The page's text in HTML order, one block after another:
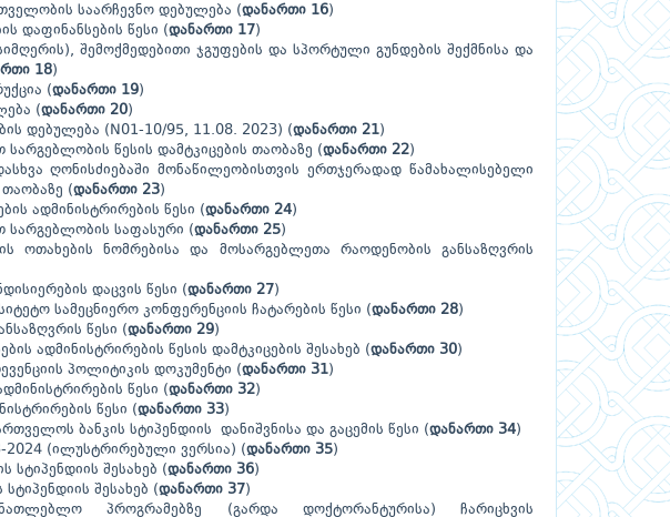
საარჩევნო დებულება (დანართი 16)
დაფინანსების წესი (დანართი 17 )
შემოქმედებითი ჯგუფების და სპორტული გუნდების შექმნისა და
18)
(დანართი 19)
(დანართი 20)
დებულება (N01-10/95, 11.08. 2023) (დანართი 21)
წესის დამტკიცების თაობაზე (დანართი 22)
ღონისძიებაში მონაწილეობისთვის ერთჯერადად წამახალისებელი
(დანართი 23)
ადმინისტრირების წესი (დანართი 24)
სარგებლობის საფასური (დანართი 25)
ოთახების ნომრებისა და მოსარგებლეთა რაოდენობის განსაზღვრის
დაცვის წესი (დანართი 27 )
სამეცნიერო კონფერენციის ჩატარების წესი (დანართი 28)
წესი (დანართი 29)
ადმინისტრირების წესის დამტკიცების შესახებ (დანართი 30)
პოლიტიკის დოკუმენტი (დანართი 31)
წესი (დანართი 32)
წესი (დანართი 33)
ბანკის სტიპენდიის დანიშვნისა და გაცემის წესი (დანართი 34)
2024 (ილუსტრირებული ვერსია) (დანართი 35)
შესახებ (დანართი 36)
შესახებ (დანართი 37 )
პროგრამებზე (გარდა დოქტორანტურისა) ჩარიცხვის